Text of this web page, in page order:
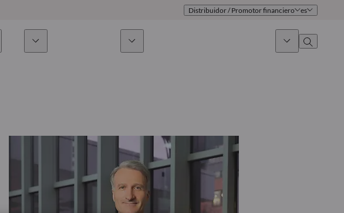
Distribuidor / Promotor financiero es
Publicaciones Equipo de ventas